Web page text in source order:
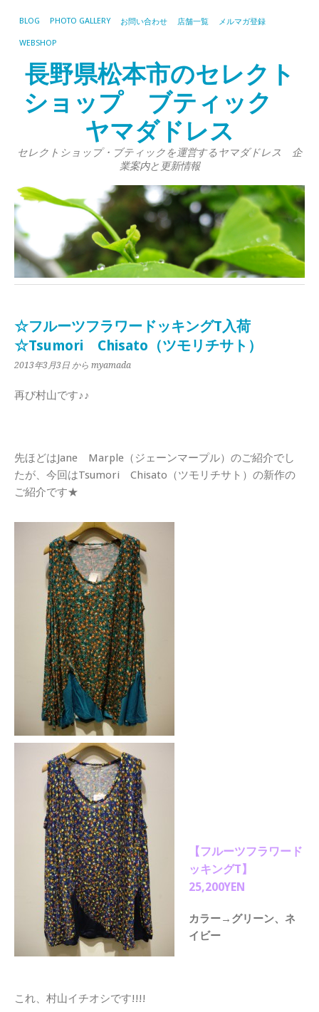
BLOG PHOTO GALLERY お問い合わせ 店舗一覧 メルマガ登録
WEBSHOP
長野県松本市のセレクト
ショップ ブティック
ヤマダドレス
セレクトショップ・ブティックを運営するヤマダドレス 企
業案内と更新情報
☆フルーツフラワードッキングT入荷
☆Tsumori Chisato（ツモリチサト）
2013年3月3日 から myamada
再び村山です♪♪
先ほどはJane Marple（ジェーンマープル）のご紹介でし
たが、今回はTsumori Chisato（ツモリチサト）の新作の
ご紹介です★
【フルーツフラワード
ッキングT】
25,200YEN
カラー→グリーン、ネ
イビー
これ、村山イチオシです!!!!